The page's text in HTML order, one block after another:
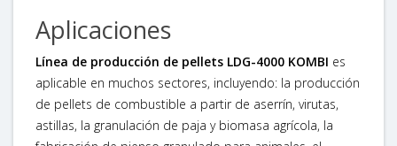
Aplicaciones
Línea de producción de pellets LDG-4000 KOMBI es
aplicable en muchos sectores, incluyendo: la producción
de pellets de combustible a partir de aserrín, virutas,
astillas, la granulación de paja y biomasa agrícola, la